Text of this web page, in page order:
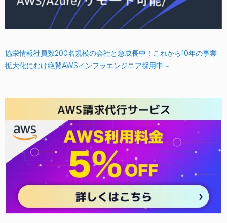
協栄情報社員数200名規模の会社と急成長中！これから10年の事業
拡大化にむけ絶賛AWSインフラエンジニア採用中～